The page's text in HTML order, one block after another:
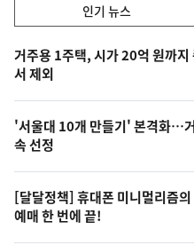
기,
최
신,
오
늘
의
영
상
인기 뉴스
기
뉴
스
거주용 1주택, 시가 20억 원까지
서 제외
'서울대 10개 만들기' 본격화…
속 선정
[달달정책] 휴대폰 미니멀리즘
예매 한 번에 끝!